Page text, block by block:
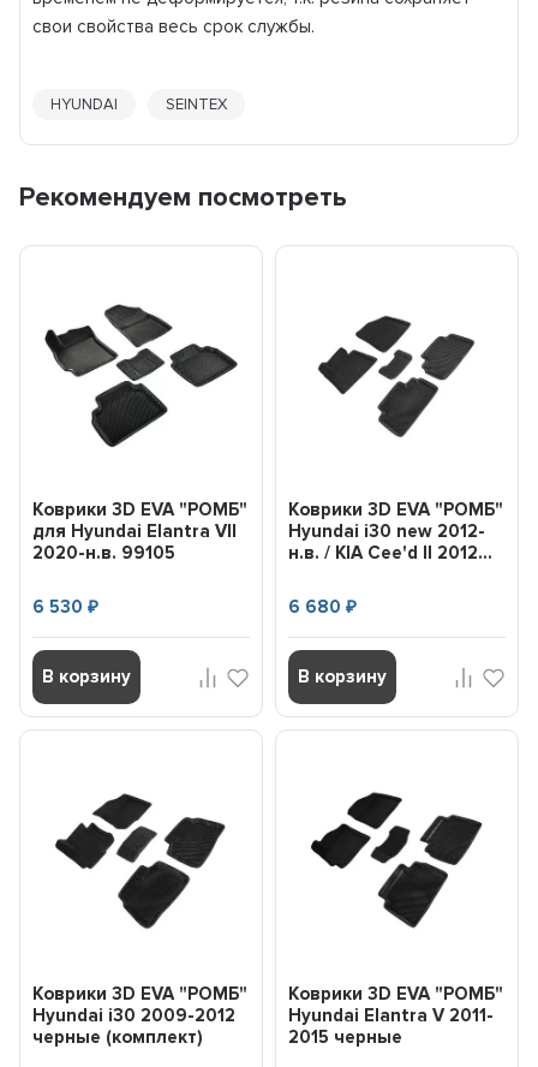
свои свойства весь срок службы.
HYUNDAI SEINTEX
Рекомендуем посмотреть
Коврики 3D EVA "РОМБ"
для Hyundai Elantra VII
2020-н.в. 99105
6 530₽
В корзину
Коврики 3D EVA "РОМБ"
Hyundai i30 new 2012-
н.в. / KIA Cee'd II 2012...
6 680 ₽
В корзину
Коврики 3D EVA "РОМБ"
Hyundai i30 2009-2012
черные (комплект)
Коврики 3D EVA "РОМБ"
Hyundai Elantra V 2011-
2015 черные